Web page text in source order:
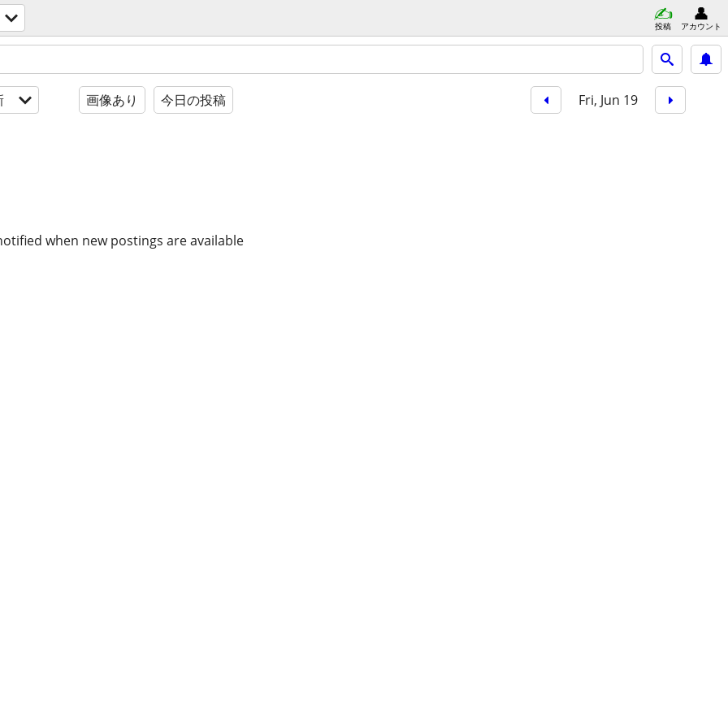
投稿 アカウント
画像あり 今日の投稿 Fri, Jun 19
when new postings are available